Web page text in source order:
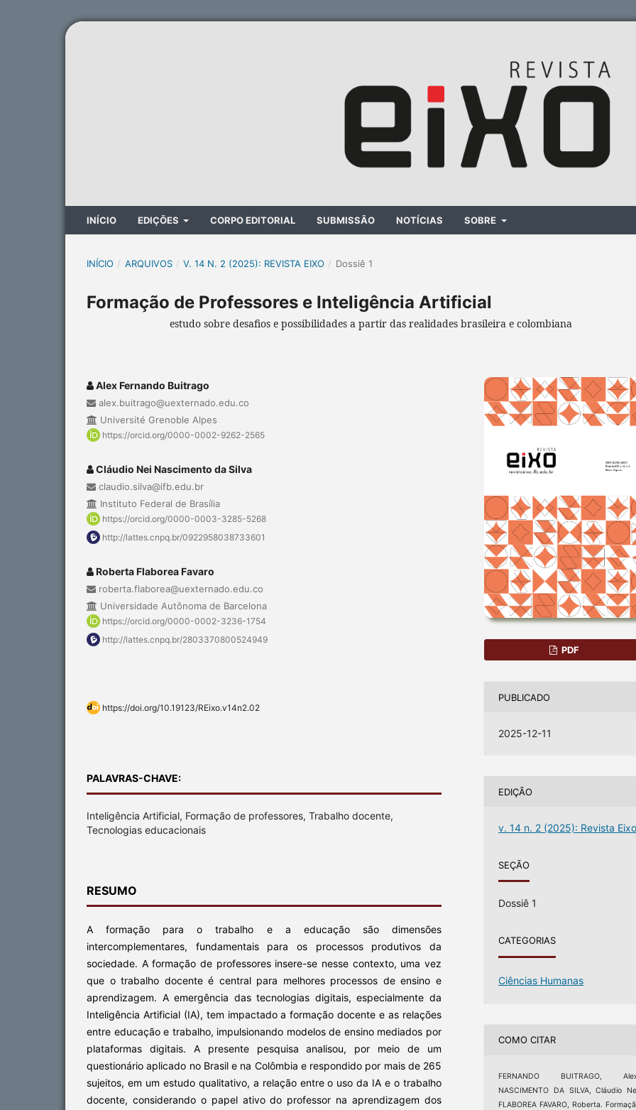
INÍCIO EDIÇÕES CORPO EDITORIAL SUBMISSÃO NOTÍCIAS SOBRE
INÍCIO / ARQUIVOS / V. 14 N. 2 (2025): REVISTA EIXO / Dossiê 1
Formação de Professores e Inteligência Artificial
estudo sobre desafios e possibilidades a partir das realidades brasileira e colombiana
Alex Fernando Buitrago
alex.buitrago@uexternado.edu.co
Université Grenoble Alpes
https://orcid.org/0000-0002-9262-2565
Cláudio Nei Nascimento da Silva
claudio.silva@ifb.edu.br
Instituto Federal de Brasília
https://orcid.org/0000-0003-3285-5268
http://lattes.cnpq.br/0922958038733601
Roberta Flaborea Favaro
roberta.flaborea@uexternado.edu.co
Universidade Autônoma de Barcelona
https://orcid.org/0000-0002-3236-1754
http://lattes.cnpq.br/2803370800524949
https://doi.org/10.19123/REixo.v14n2.02
PALAVRAS-CHAVE:
Inteligência Artificial, Formação de professores, Trabalho docente,
Tecnologias educacionais
RESUMO
A formação para o trabalho e a educação são dimensões
intercomplementares, fundamentais para os processos produtivos da
sociedade. A formação de professores insere-se nesse contexto, uma vez
que o trabalho docente é central para melhores processos de ensino e
aprendizagem. A emergência das tecnologias digitais, especialmente da
Inteligência Artificial (IA), tem impactado a formação docente e as relações
entre educação e trabalho, impulsionando modelos de ensino mediados por
plataformas digitais. A presente pesquisa analisou, por meio de um
questionário aplicado no Brasil e na Colômbia e respondido por mais de 265
sujeitos, em um estudo qualitativo, a relação entre o uso da IA e o trabalho
docente, considerando o papel ativo do professor na aprendizagem dos
PDF
PUBLICADO
2025-12-11
EDIÇÃO
v. 14 n. 2 (2025): Revista Eixo
SEÇÃO
Dossiê 1
CATEGORIAS
Ciências Humanas
COMO CITAR
FERNANDO BUITRAGO,
NASCIMENTO DA SILVA, Cláudio
FLABOREA FAVARO, Roberta.